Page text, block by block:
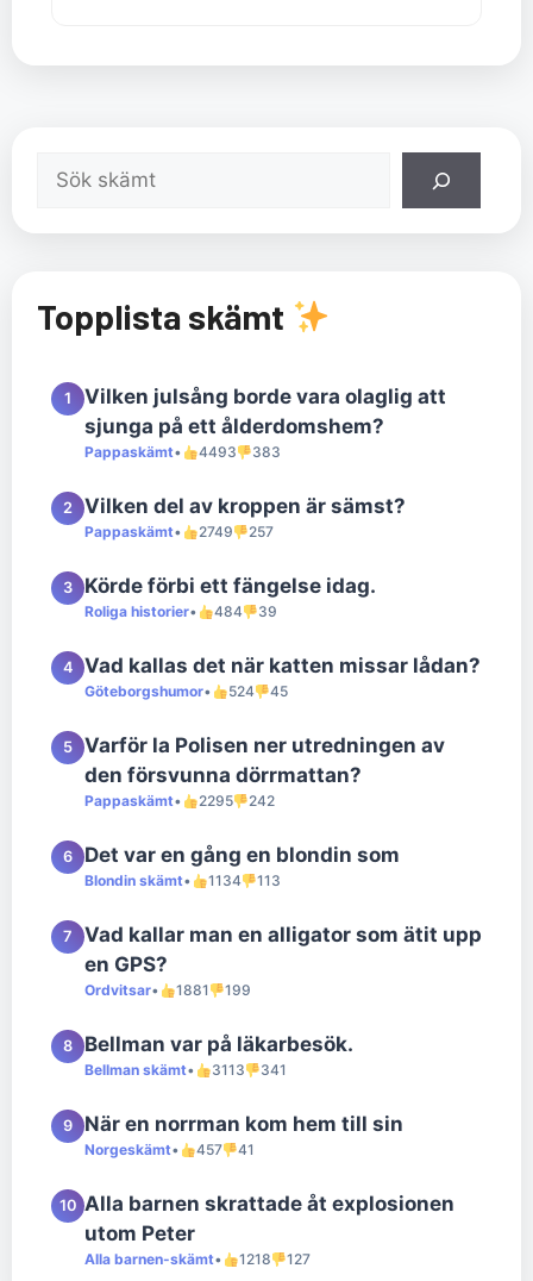
Sök
Topplista skämt
1
Vilken julsång borde vara olaglig att
sjunga på ett ålderdomshem?
Pappaskämt• 4493 383
2 Vilken del av kroppen är sämst?
Pappaskämt• 2749 257
3 Körde förbi ett fängelse idag.
Roliga historier• 484 39
4 Vad kallas det när katten missar lådan?
Göteborgshumor• 524 45
5
Varför la Polisen ner utredningen av
den försvunna dörrmattan?
Pappaskämt• 2295 242
6 Det var en gång en blondin som
Blondin skämt• 1134 113
7
Vad kallar man en alligator som ätit upp
en GPS?
Ordvitsar• 1881 199
8 Bellman var på läkarbesök.
Bellman skämt• 3113 341
9 När en norrman kom hem till sin
Norgeskämt• 457 41
10 Alla barnen skrattade åt explosionen
utom Peter
Alla barnen-skämt• 1218 127